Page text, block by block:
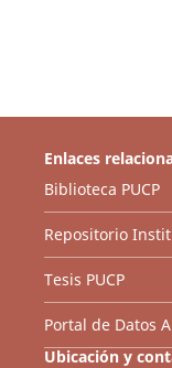
Enlaces
Biblioteca PUCP
Repositorio
Tesis PUCP
Portal de Datos
Ubicación y